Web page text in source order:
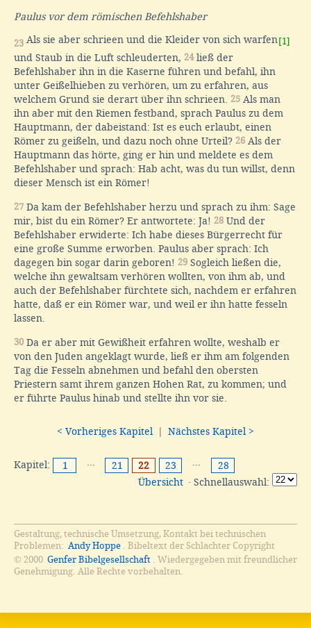
Paulus vor dem römischen Befehlshaber
23 Als sie aber schrieen und die Kleider von sich warfen [1]
und Staub in die Luft schleuderten, 24ließ der
Befehlshaber ihn in die Kaserne führen und befahl, ihn
unter Geißelhieben zu verhören, um zu erfahren, aus
welchem Grund sie derart über ihn schrieen. 25 Als man
ihn aber mit den Riemen festband, sprach Paulus zu dem
Hauptmann, der dabeistand: Ist es euch erlaubt, einen
Römer zu geißeln, und dazu noch ohne Urteil? 26 Als der
Hauptmann das hörte, ging er hin und meldete es dem
Befehlshaber und sprach: Hab acht, was du tun willst, denn
dieser Mensch ist ein Römer!
27 Da kam der Befehlshaber herzu und sprach zu ihm: Sage
mir, bist du ein Römer? Er antwortete: Ja! 28 Und der
Befehlshaber erwiderte: Ich habe dieses Bürgerrecht für
eine große Summe erworben. Paulus aber sprach: Ich
dagegen bin sogar darin geboren! 29 Sogleich ließen die,
welche ihn gewaltsam verhören wollten, von ihm ab, und
auch der Befehlshaber fürchtete sich, nachdem er erfahren
hatte, daß er ein Römer war, und weil er ihn hatte fesseln
lassen.
30 Da er aber mit Gewißheit erfahren wollte, weshalb er
von den Juden angeklagt wurde, ließ er ihm am folgenden
Tag die Fesseln abnehmen und befahl den obersten
Priestern samt ihrem ganzen Hohen Rat, zu kommen; und
er führte Paulus hinab und stellte ihn vor sie.
< Vorheriges Kapitel Nächstes Kapitel >
Kapitel: 1 ··· 21 22 23 ···
28
Übersicht · Schnellauswahl:
Gestaltung, technische Umsetzung, Kontakt bei technischen
Problemen: Andy Hoppe . Bibeltext der Schlachter Copyright
© 2000 Genfer Bibelgesellschaft . Wiedergegeben mit freundlicher
Genehmigung. Alle Rechte vorbehalten.